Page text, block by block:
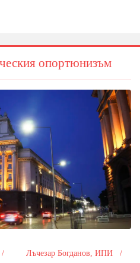
опортюнизъм
/
Лъчезар Богданов, ИПИ /